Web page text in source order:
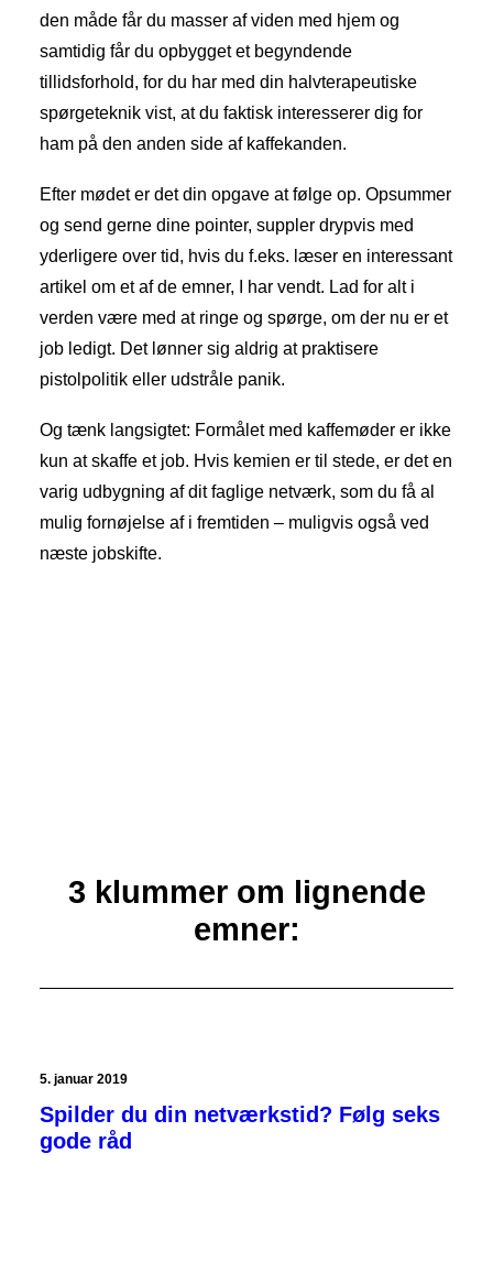
den måde får du masser af viden med hjem og
samtidig får du opbygget et begyndende
tillidsforhold, for du har med din halvterapeutiske
spørgeteknik vist, at du faktisk interesserer dig for
ham på den anden side af kaffekanden.
Efter mødet er det din opgave at følge op. Opsummer
og send gerne dine pointer, suppler drypvis med
yderligere over tid, hvis du f.eks. læser en interessant
artikel om et af de emner, I har vendt. Lad for alt i
verden være med at ringe og spørge, om der nu er et
job ledigt. Det lønner sig aldrig at praktisere
pistolpolitik eller udstråle panik.
Og tænk langsigtet: Formålet med kaffemøder er ikke
kun at skaffe et job. Hvis kemien er til stede, er det en
varig udbygning af dit faglige netværk, som du få al
mulig fornøjelse af i fremtiden – muligvis også ved
næste jobskifte.
3 klummer om lignende
emner:
5. januar 2019
Spilder du din netværkstid? Følg seks
gode råd